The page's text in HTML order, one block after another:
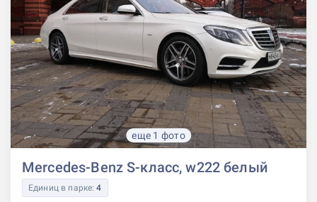
еще 1 фото
Mercedes-Benz S-класс, w222 белый
Единиц в парке:4